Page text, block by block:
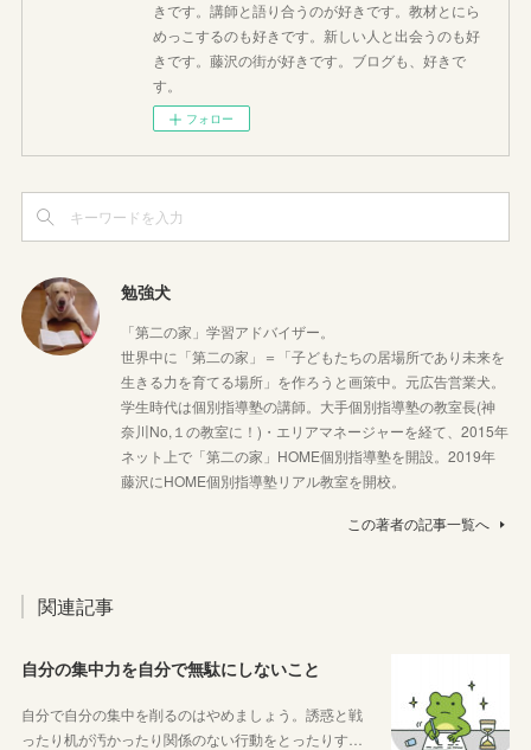
きです。講師と語り合うのが好きです。教材とにら
めっこするのも好きです。新しい人と出会うのも好
きです。藤沢の街が好きです。ブログも、好きで
す。
フォロー
勉強犬
「第二の家」学習アドバイザー。
世界中に「第二の家」＝「子どもたちの居場所であり未来を
生きる力を育てる場所」を作ろうと画策中。元広告営業犬。
学生時代は個別指導塾の講師。大手個別指導塾の教室長(神
奈川No,１の教室に！)・エリアマネージャーを経て、2015年
ネット上で「第二の家」HOME個別指導塾を開設。2019年
藤沢にHOME個別指導塾リアル教室を開校。
この著者の記事一覧へ
関連記事
自分の集中力を自分で無駄にしないこと
自分で自分の集中を削るのはやめましょう。誘惑と戦
ったり机が汚かったり関係のない行動をとったりす…